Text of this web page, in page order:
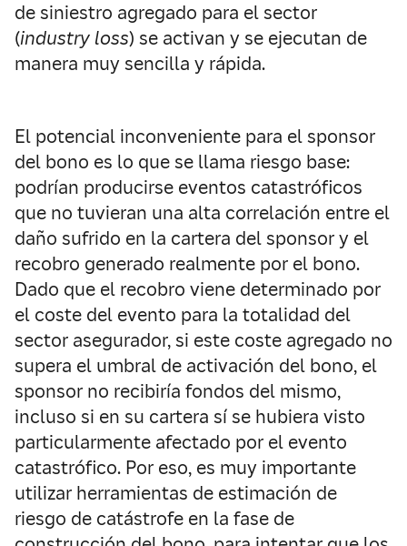
de siniestro agregado para el sector
(industry loss) se activan y se ejecutan de
manera muy sencilla y rápida.
El potencial inconveniente para el sponsor
del bono es lo que se llama riesgo base:
podrían producirse eventos catastróficos
que no tuvieran una alta correlación entre el
daño sufrido en la cartera del sponsor y el
recobro generado realmente por el bono.
Dado que el recobro viene determinado por
el coste del evento para la totalidad del
sector asegurador, si este coste agregado no
supera el umbral de activación del bono, el
sponsor no recibiría fondos del mismo,
incluso si en su cartera sí se hubiera visto
particularmente afectado por el evento
catastrófico. Por eso, es muy importante
utilizar herramientas de estimación de
riesgo de catástrofe en la fase de